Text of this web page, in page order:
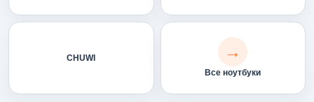
CHUWI
Все ноутбуки